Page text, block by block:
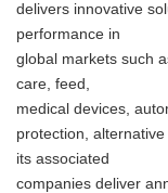
delivers innovative
performance in
global markets such
care, feed,
medical devices,
protection,
its associated
companies deliver